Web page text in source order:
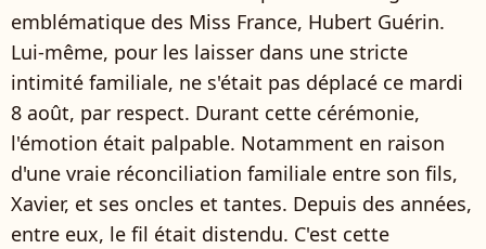
emblématique des Miss France, Hubert Guérin.
Lui-même, pour les laisser dans une stricte
intimité familiale, ne s'était pas déplacé ce mardi
8 août, par respect. Durant cette cérémonie,
l'émotion était palpable. Notamment en raison
d'une vraie réconciliation familiale entre son fils,
Xavier, et ses oncles et tantes. Depuis des années,
entre eux, le fil était distendu. C'est cette